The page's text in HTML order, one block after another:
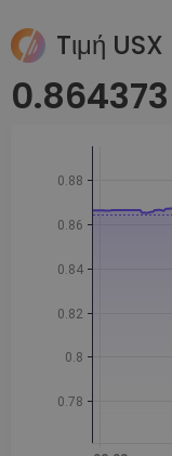
Tιμή USX
0.864373